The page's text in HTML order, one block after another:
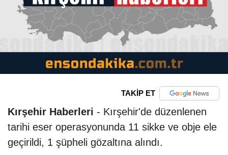
TAKİP ET
Kırşehir Haberleri - Kırşehir'de düzenlenen
tarihi eser operasyonunda 11 sikke ve obje ele
geçirildi, 1 şüpheli gözaltına alındı.